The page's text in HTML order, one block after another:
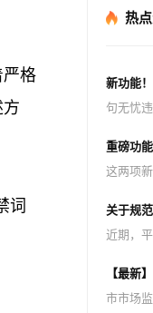
严格
词
热
新功能
句无忧
以一键
情、火
重磅功
口，助
这两项
轻松应
关于规
广告收
近期，
义或不
卡片、
【最新
规指引
市市场